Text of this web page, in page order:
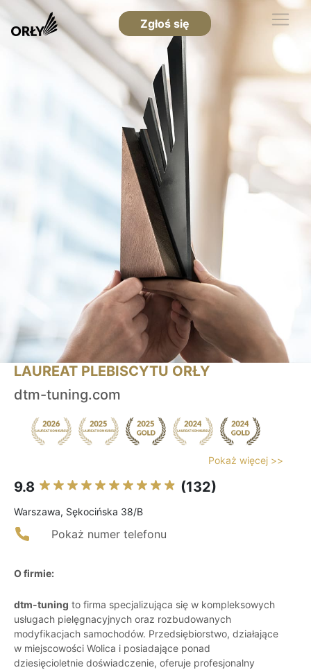
Zgłoś się
LAUREAT PLEBISCYTU ORŁY
dtm-tuning.com
Pokaż więcej >>
9.8 (132)
Warszawa, Sękocińska 38/B
Pokaż numer telefonu
O firmie:
dtm-tuning to firma specjalizująca się w kompleksowych
usługach pielęgnacyjnych oraz rozbudowanych
modyfikacjach samochodów. Przedsiębiorstwo, działające
w miejscowości Wolica i posiadające ponad
dziesięcioletnie doświadczenie, oferuje profesjonalny